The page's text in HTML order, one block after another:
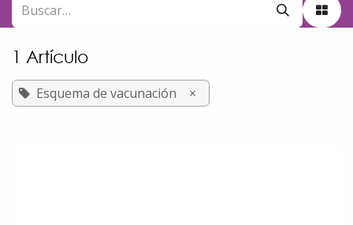
1 Artículo
Esquema de vacunación ×